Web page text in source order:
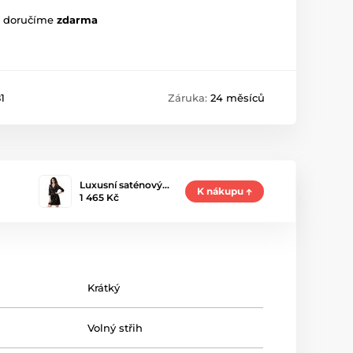
doručíme zdarma
Záruka: 24 měsíců
Luxusní saténový…
1 465 Kč
K nákupu
Krátký
Volný střih